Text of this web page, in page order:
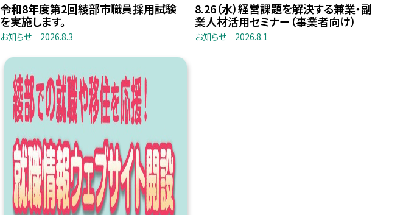
令和8年度第2回綾部市職員採用試験
を実施します。
お知らせ 2026.8.3
8.26（水）経営課題を解決する兼業・副
業人材活用セミナー（事業者向け）
お知らせ 2026.8.1